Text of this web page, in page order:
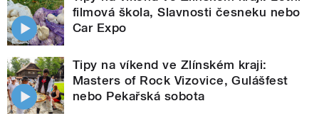
filmová škola, Slavnosti česneku nebo
Car Expo
Tipy na víkend ve Zlínském kraji:
Masters of Rock Vizovice, Gulášfest
nebo Pekařská sobota